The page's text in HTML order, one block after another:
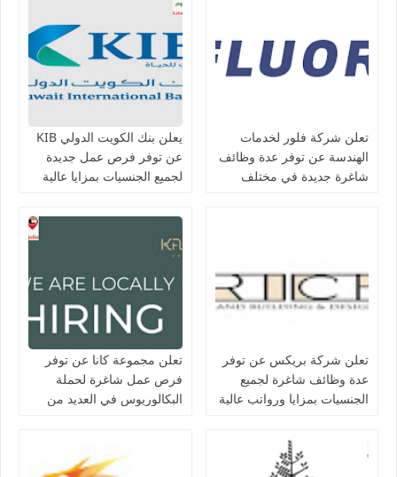
تعلن شركة فلور لخدمات
الهندسة عن توفر عدة وظائف
شاغرة جديدة في مختلف
يعلن بنك الكويت الدولي KIB
عن توفر فرص عمل جديدة
لجميع الجنسيات بمزايا عالية
تعلن شركة بريكس عن توفر
عدة وظائف شاغرة لجميع
الجنسيات بمزايا ورواتب عالية
تعلن مجموعة كانا عن توفر
فرص عمل شاغرة لحملة
البكالوريوس في العديد من